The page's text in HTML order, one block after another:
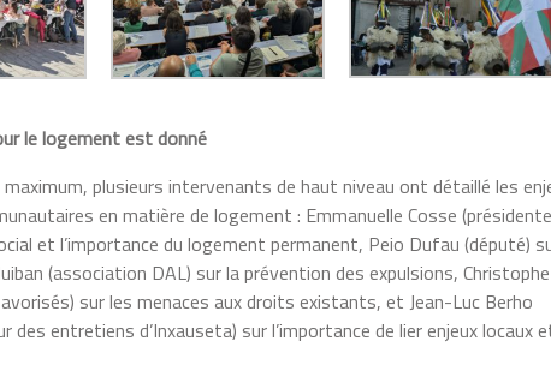
le logement est donné
plusieurs intervenants de haut niveau ont détaillé les
en matière de logement : Emmanuelle Cosse
et l’importance du logement permanent, Peio Dufau (député)
(association DAL) sur la prévention des expulsions, Christophe
sur les menaces aux droits existants, et Jean-Luc Berho
entretiens d’Inxauseta) sur l’importance de lier enjeux locaux